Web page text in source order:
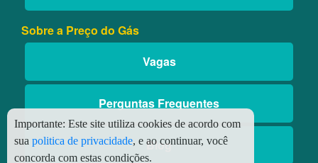
Sobre a Preço do Gás
Vagas
Perguntas Frequentes
Blog
Importante: Este site utiliza cookies de acordo com
sua politica de privacidade, e ao continuar, você
concorda com estas condições.